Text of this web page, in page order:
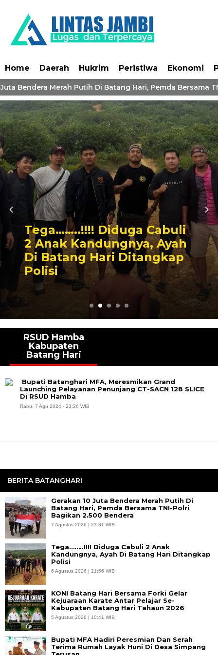
Home Daerah Hukrim Peristiwa Ekonomi
Bendera Merah Putih Di Batang Hari, Pemda Bersama
Tega……..!!!! Diduga Cabuli
2 Anak Kandungnya, Ayah
Di Batang Hari Ditangkap
Polisi
BERITA BATANGHARI
Gerakan 10 Juta Bendera Merah Putih Di
Batang Hari, Pemda Bersama TNI-Polri
Bagikan 2.500 Bendera
7 Agustus 2026 | 23:31 WIB
Tega……..!!!! Diduga Cabuli 2 Anak
Kandungnya, Ayah Di Batang Hari Ditangkap
Polisi
6 Agustus 2026 | 21:56 WIB
KONI Batang Hari Bersama Forki Gelar
Kejuaraan Karate Antar Pelajar Se-
Kabupaten Batang Hari Tahaun 2026
5 Agustus 2026 | 10:41 WIB
Bupati MFA Hadiri Peresmian Dan Serah
Terima Rumah Layak Huni Di Desa Simpang
RSUD Hamba
Kabupaten
Batang Hari
Bupati Batanghari MFA, Meresmikan Grand
Launching Pelayanan Penunjang CT-SACN 128 SLICE
Di RSUD Hamba
Rabu, 7 Agu 2024 - 23:26 WIB